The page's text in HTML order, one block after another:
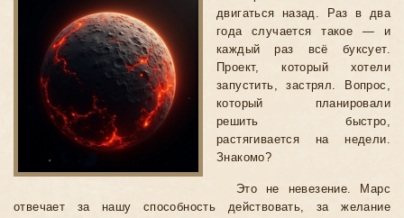
двигаться назад. Раз в два
года случается такое — и
каждый раз всё буксует.
Проект, который хотели
запустить, застрял. Вопрос,
который планировали
решить быстро,
растягивается на недели.
Знакомо?
Это не невезение. Марс
отвечает за нашу способность действовать, за желание